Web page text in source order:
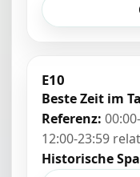
E10
Beste Zeit im
Referenz:
12:00-23:59
Historische